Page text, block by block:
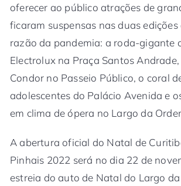
oferecer ao público atrações de
ficaram suspensas nas duas
razão da pandemia: a roda-gigante
Electrolux na Praça Santos
Condor no Passeio Público, o coral
adolescentes do Palácio Avenida e
em clima de ópera no Largo da
A abertura oficial do Natal de
Pinhais 2022 será no dia 22 de
estreia do auto de Natal do Largo